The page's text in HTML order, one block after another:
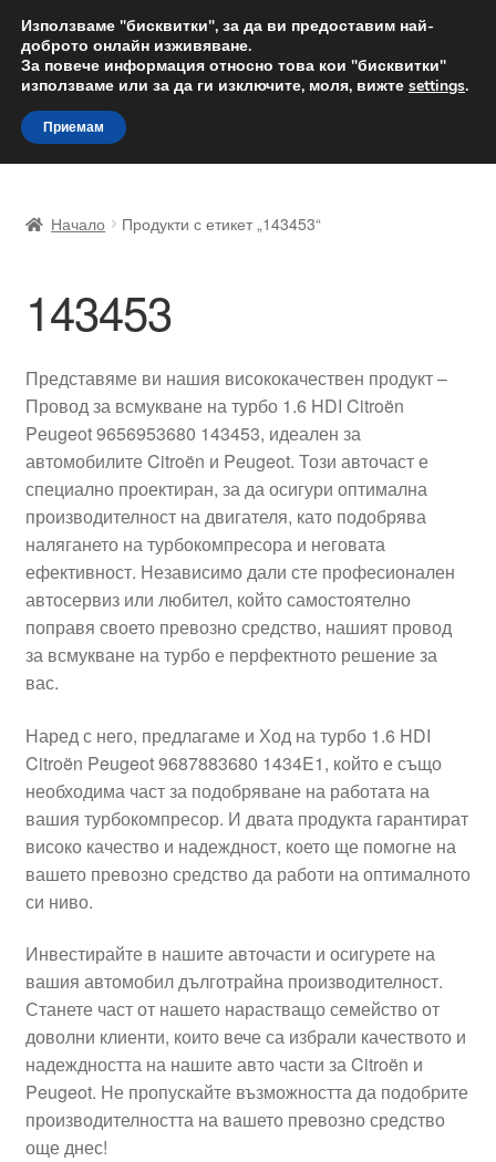
ДОСТАВКА от 12 лв.
Доставка по целия свят
Skip
to
navigation
Skip
to
content
Доставка по целия свят
Жалби
Количка
Контакт
Моята сметка
Плащанията
Политика за поверителност
Процедура за рекламации
Разгледайте
Транспорт
Начало Продукти с етикет „143453“
143453
Представяме ви нашия висококачествен продукт –
Провод за всмукване на турбо 1.6 HDI Citroën
Peugeot 9656953680 143453, идеален за
автомобилите Citroën и Peugeot. Този авточаст е
специално проектиран, за да осигури оптимална
производителност на двигателя, като подобрява
налягането на турбокомпресора и неговата
ефективност. Независимо дали сте професионален
автосервиз или любител, който самостоятелно
поправя своето превозно средство, нашият провод
за всмукване на турбо е перфектното решение за
вас.
Наред с него, предлагаме и Ход на турбо 1.6 HDI
Citroën Peugeot 9687883680 1434E1, който е също
необходима част за подобряване на работата на
вашия турбокомпресор. И двата продукта гарантират
високо качество и надеждност, което ще помогне на
вашето превозно средство да работи на оптималното
си ниво.
Инвестирайте в нашите авточасти и осигурете на
вашия автомобил дълготрайна производителност.
Станете част от нашето нарастващо семейство от
доволни клиенти, които вече са избрали качеството и
надеждността на нашите авто части за Citroën и
Peugeot. Не пропускайте възможността да подобрите
производителността на вашето превозно средство
още днес!
Използваме "бисквитки", за да ви предоставим най-
доброто онлайн изживяване.
За повече информация относно това кои "бисквитки"
използваме или за да ги изключите, моля, вижте settings.
Приемам